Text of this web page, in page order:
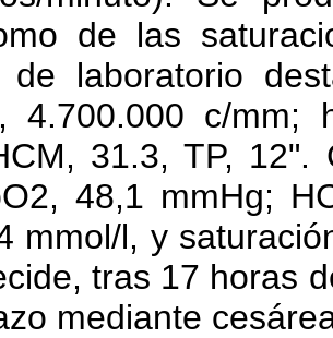
de las
de laboratorio
4.700.000 c/mm;
31.3, TP,
48,1 mmHg;
mmol/l, y
tras 17 horas
mediante